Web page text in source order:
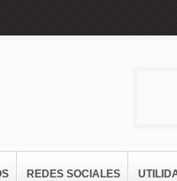
REDES SOCIALES